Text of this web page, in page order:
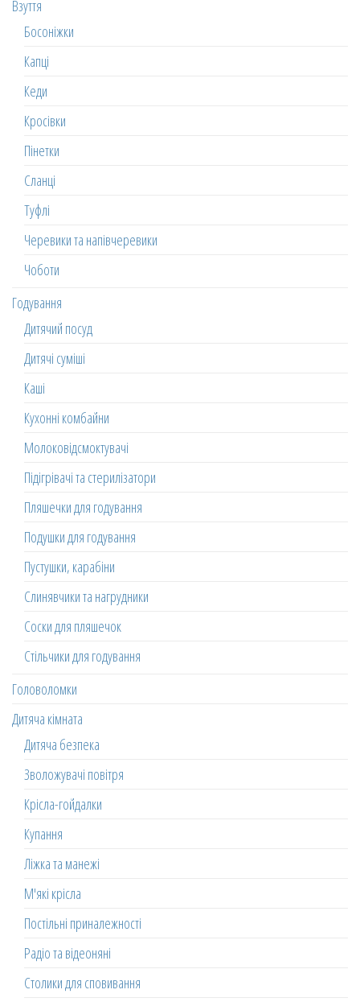
Взуття
Босоніжки
Капці
Кеди
Кросівки
Пінетки
Сланці
Туфлі
Черевики та напівчеревики
Чоботи
Годування
Дитячий посуд
Дитячі суміші
Каші
Кухонні комбайни
Молоковідсмоктувачі
Підігрівачі та стерилізатори
Пляшечки для годування
Подушки для годування
Пустушки, карабіни
Слинявчики та нагрудники
Соски для пляшечок
Стільчики для годування
Головоломки
Дитяча кімната
Дитяча безпека
Зволожувачі повітря
Крісла-гойдалки
Купання
Ліжка та манежі
М'які крісла
Постільні приналежності
Радіо та відеоняні
Столики для сповивання